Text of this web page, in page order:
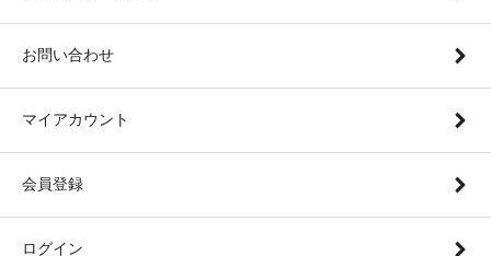
お問い合わせ
マイアカウント
会員登録
ログイン